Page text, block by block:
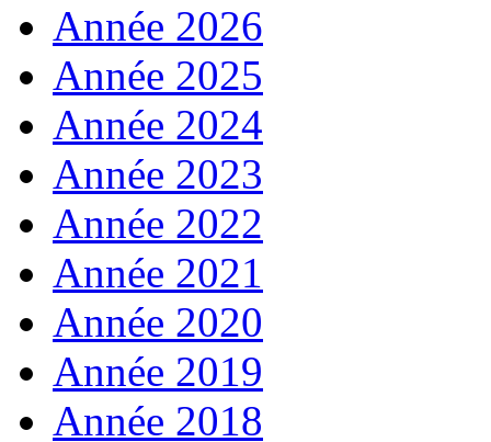
Année 2026
Année 2025
Année 2024
Année 2023
Année 2022
Année 2021
Année 2020
Année 2019
Année 2018